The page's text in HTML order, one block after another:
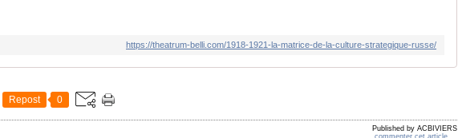
https://theatrum-belli.com/1918-1921-la-matrice-de-la-culture-strategique-russe/
Repost 0
Published by ACBIVIERS
commenter cet article